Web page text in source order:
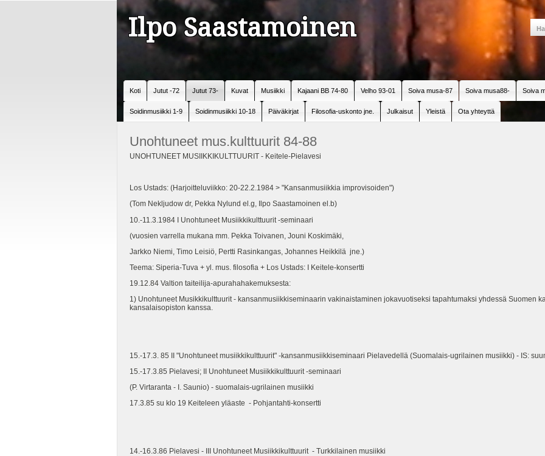
Ilpo Saastamoinen
Koti Jutut -72 Jutut 73- Kuvat Musiikki Kajaani BB 74-80 Velho 93-01 Soiva musa-87 Soiva musa88- Soiva
Soidinmusiikki 1-9 Soidinmusiikki 10-18 Päiväkirjat Filosofia-uskonto jne. Julkaisut Yleistä Ota yhteyttä
Unohtuneet mus.kulttuurit 84-88
UNOHTUNEET MUSIIKKIKULTTUURIT - Keitele-Pielavesi
Los Ustads: (Harjoitteluviikko: 20-22.2.1984 > "Kansanmusiikkia improvisoiden")
(Tom Nekljudow dr, Pekka Nylund el.g, Ilpo Saastamoinen el.b)
10.-11.3.1984 I Unohtuneet Musiikkikulttuurit -seminaari
(vuosien varrella mukana mm. Pekka Toivanen, Jouni Koskimäki,
Jarkko Niemi, Timo Leisiö, Pertti Rasinkangas, Johannes Heikkilä jne.)
Teema: Siperia-Tuva + yl. mus. filosofia + Los Ustads: I Keitele-konsertti
19.12.84 Valtion taiteilija-apurahahakemuksesta:
1) Unohtuneet Musikkikulttuurit - kansanmusiikkiseminaarin vakinaistaminen jokavuotiseksi tapahtumaksi yhdessä Suomen
kansalaisopiston kanssa.
15.-17.3. 85 II "Unohtuneet musiikkikulttuurit" -kansanmusiikkiseminaari Pielavedellä (Suomalais-ugrilainen musiikki) - IS:
15.-17.3.85 Pielavesi; II Unohtuneet Musiikkikulttuurit -seminaari
(P. Virtaranta - I. Saunio) - suomalais-ugrilainen musiikki
17.3.85 su klo 19 Keiteleen yläaste - Pohjantahti-konsertti
14.-16.3.86 Pielavesi - III Unohtuneet Musiikkikulttuurit - Turkkilainen musiikki